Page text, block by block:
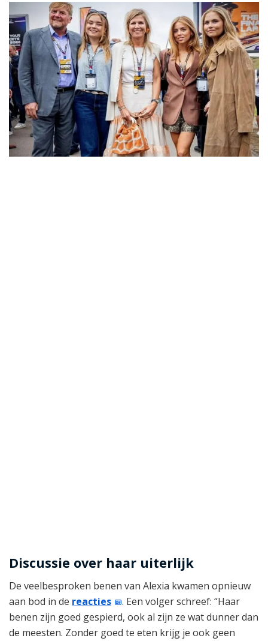
Discussie over haar uiterlijk
De veelbesproken benen van Alexia kwamen opnieuw
aan bod in de reacties
. Een volger schreef: “Haar
benen zijn goed gespierd, ook al zijn ze wat dunner dan
de meesten. Zonder goed te eten krijg je ook geen